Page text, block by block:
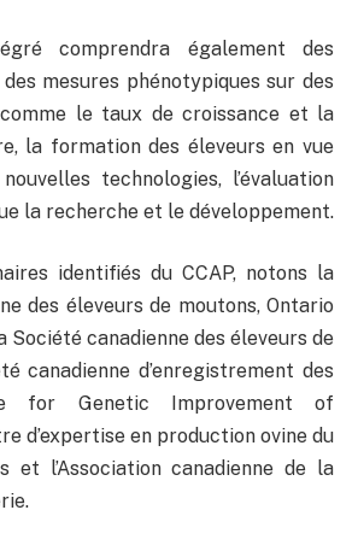
comprendra également des
mesures phénotypiques sur des
le taux de croissance et la
la formation des éleveurs en vue
technologies, l’évaluation
la recherche et le développement.
identifiés du CCAP, notons la
des éleveurs de moutons, Ontario
Société canadienne des éleveurs de
canadienne d’enregistrement des
for Genetic Improvement of
d’expertise en production ovine du
et l’Association canadienne de la